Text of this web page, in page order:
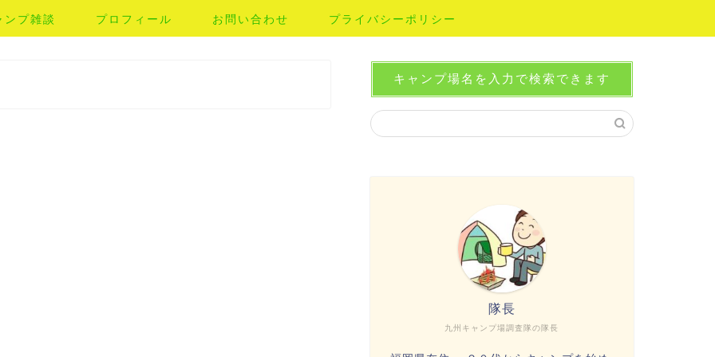
ンプ雑談 プロフィール お問い合わせ プライバシーポリシー
キャンプ場名を入力で検索できます
九州キャンプ場調査隊の隊長
隊長